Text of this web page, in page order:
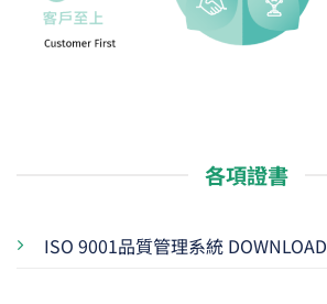
各項證書
ISO 9001品質管理系統 DOWNLOAD